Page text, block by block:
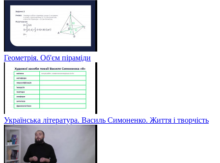
Геометрія. Об'єм піраміди
Українська література. Василь Симоненко. Життя і творчість